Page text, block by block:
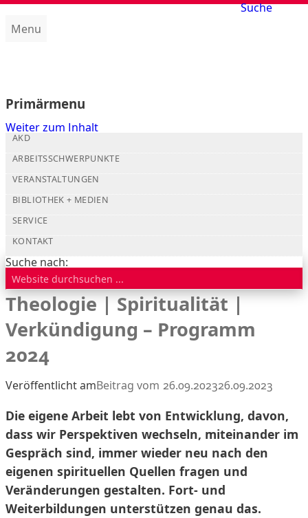
Menu
Primärmenu
Weiter zum Inhalt
AKD
ARBEITSSCHWERPUNKTE
VERANSTALTUNGEN
BIBLIOTHEK + MEDIEN
SERVICE
KONTAKT
Suche
Suche nach:
Theologie | Spiritualität |
Verkündigung – Programm
2024
Veröffentlicht am 26.09.202326.09.2023
Die eigene Arbeit lebt von Entwicklung, davon,
dass wir Perspektiven wechseln, miteinander im
Gespräch sind, immer wieder neu nach den
eigenen spirituellen Quellen fragen und
Veränderungen gestalten. Fort- und
Weiterbildungen unterstützen genau das.